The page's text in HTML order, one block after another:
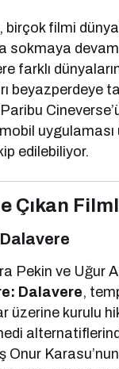
birçok filmi
sokmaya
farklı dünyaların
beyazperdeye
uygulaması
edilebiliyor.
Çıkan
Pekin ve Uğur
Dalavere,
üzerine kurulu
Onur